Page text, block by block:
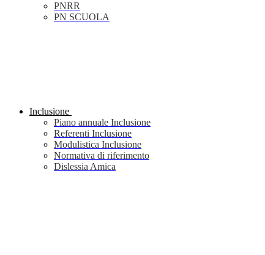
PNRR
PN SCUOLA
Inclusione
Piano annuale Inclusione
Referenti Inclusione
Modulistica Inclusione
Normativa di riferimento
Dislessia Amica